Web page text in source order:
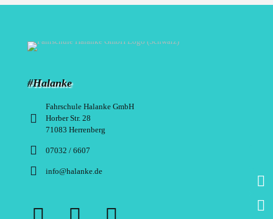
#Halanke
Fahrschule Halanke GmbH
Horber Str. 28
71083 Herrenberg
07032 / 6607
info@halanke.de